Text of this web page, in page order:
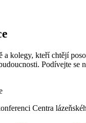
a kolegy, kteří chtějí
Podívejte se
Centra